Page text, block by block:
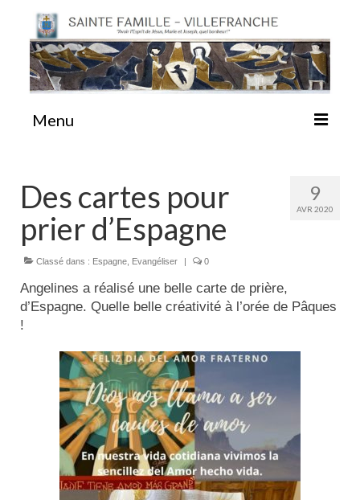
Menu
Sainte Emilie
La Congrégation
La Maison-Mère
Actualités
Tutelle
9
AVR 2020
Des cartes pour
prier d’Espagne
Classé dans : Espagne Evangéliser 0
Angelines a réalisé une belle carte de prière,
d’Espagne. Quelle belle créativité à l’orée de Pâques
!